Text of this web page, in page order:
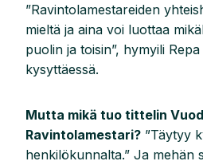
”Ravintolamestareiden
mieltä ja aina voi luottaa
puolin ja toisin”, hymyili
kysyttäessä.
Mutta mikä tuo tittelin
Ravintolamestari? ”Täytyy
henkilökunnalta.” Ja mehän